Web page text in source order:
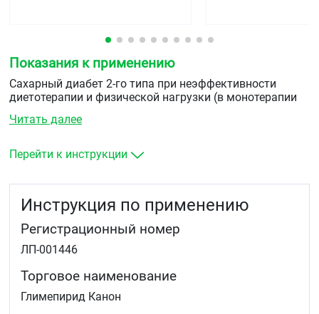
Показания к применению
Сахарный диабет 2-го типа при неэффективности
диетотерапии и физической нагрузки (в монотерапии
с&nbspметформином&nbspили инсулином).
Читать далее
Перейти к инструкции
Инструкция по применению
Регистрационный номер
ЛП-001446
Торговое наименование
Глимепирид Канон